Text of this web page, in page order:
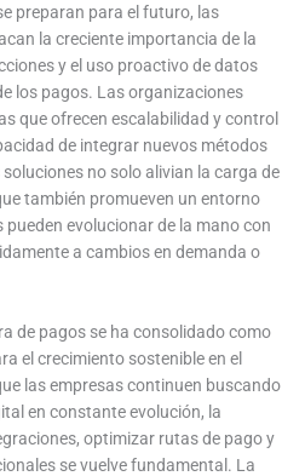
preparan para el futuro, las
la creciente importancia de la
y el uso proactivo de datos
los pagos. Las organizaciones
que ofrecen escalabilidad y control
de integrar nuevos métodos
no solo alivian la carga de
también promueven un entorno
evolucionar de la mano con
a cambios en demanda o
de pagos se ha consolidado como
el crecimiento sostenible en el
las empresas continuen buscando
en constante evolución, la
optimizar rutas de pago y
se vuelve fundamental. La